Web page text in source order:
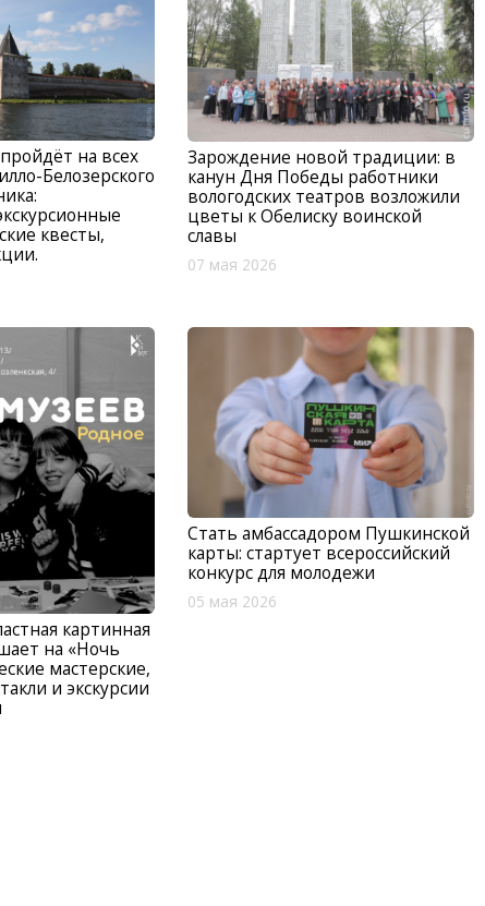
на всех
Белозерского
квесты,
Зарождение новой традиции: в
канун Дня Победы работники
вологодских театров возложили
цветы к Обелиску воинской
славы
07 мая 2026
картинная
на «Ночь
мастерские,
и экскурсии
Стать амбассадором Пушкинской
карты: стартует всероссийский
конкурс для молодежи
05 мая 2026